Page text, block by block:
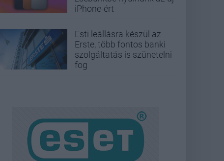
iPhone-ért
Esti leállásra készül az
Erste, több fontos banki
szolgáltatás is szünetelni
fog